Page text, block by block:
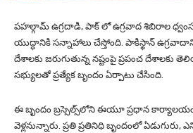
పహల్గామ్ ఉగ్రదాడి, పాక్ లో ఉగ్రవాద శిబిరాల
యుద్ధానికి సన్నాహాలు చేస్తోంది. పాకిస్థాన్
దేశాలకు జరుగుతున్న నష్టంపై ప్రపంచ దేశాలకు
సభ్యులతో ప్రత్యేక బృందం ఏర్పాటు చేసింది.
ఈ బృందం బ్రస్సెల్స్‌లోని ఈయూ ప్రధాన
వెళ్లనున్నారు. ప్రతి ప్రతినిధి బృందంలో